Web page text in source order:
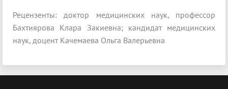
Рецензенты: доктор медицинских наук, профессор
Бахтиярова Клара Закиевна; кандидат медицинских
наук, доцент Качемаева Ольга Валерьевна